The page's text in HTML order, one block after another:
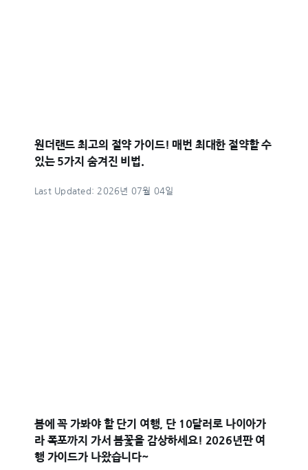
원더랜드 최고의 절약 가이드! 매번 최대한 절약할 수
있는 5가지 숨겨진 비법.
Last Updated: 2026년 07월 04일
봄에 꼭 가봐야 할 단기 여행, 단 10달러로 나이아가
라 폭포까지 가서 봄꽃을 감상하세요! 2026년판 여
행 가이드가 나왔습니다~